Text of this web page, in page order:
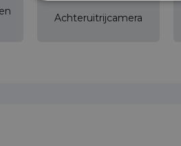
Achteruitrijcamera